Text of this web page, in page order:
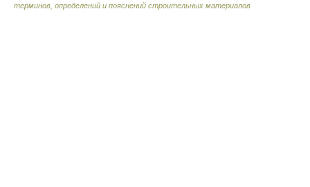
терминов, определений и пояснений строительных материалов